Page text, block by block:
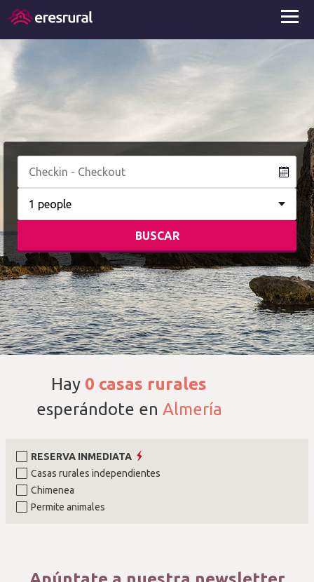
Hay 0 casas rurales
esperándote en Almería
RESERVA INMEDIATA
Casas rurales independientes
Chimenea
Permite animales